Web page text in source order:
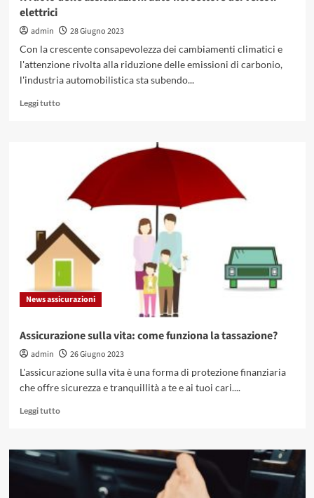
elettrici
admin
28 Giugno 2023
Con la crescente consapevolezza dei cambiamenti climatici e
l'attenzione rivolta alla riduzione delle emissioni di carbonio,
l'industria automobilistica sta subendo...
Leggi tuttoLeggi
assicurazioni
nel
settore
veicoli
elettrici
News assicurazioni
Assicurazione sulla vita: come funziona la tassazione?
admin
26 Giugno 2023
L'assicurazione sulla vita è una forma di protezione finanziaria
che offre sicurezza e tranquillità a te e ai tuoi cari....
Leggi tuttoLeggi
su
Assicurazione
sulla